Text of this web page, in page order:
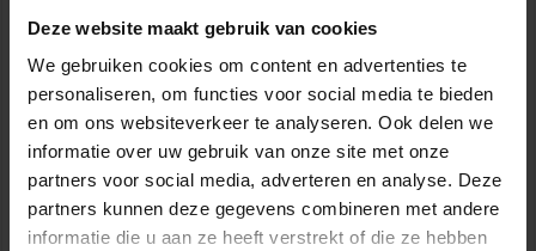
Deze website maakt gebruik van cookies
We gebruiken cookies om content en advertenties te
personaliseren, om functies voor social media te bieden
en om ons websiteverkeer te analyseren. Ook delen we
informatie over uw gebruik van onze site met onze
partners voor social media, adverteren en analyse. Deze
partners kunnen deze gegevens combineren met andere
informatie die u aan ze heeft verstrekt of die ze hebben
sbo 23 januari 2019 Veiligheid, Veiligheid in de organisatie